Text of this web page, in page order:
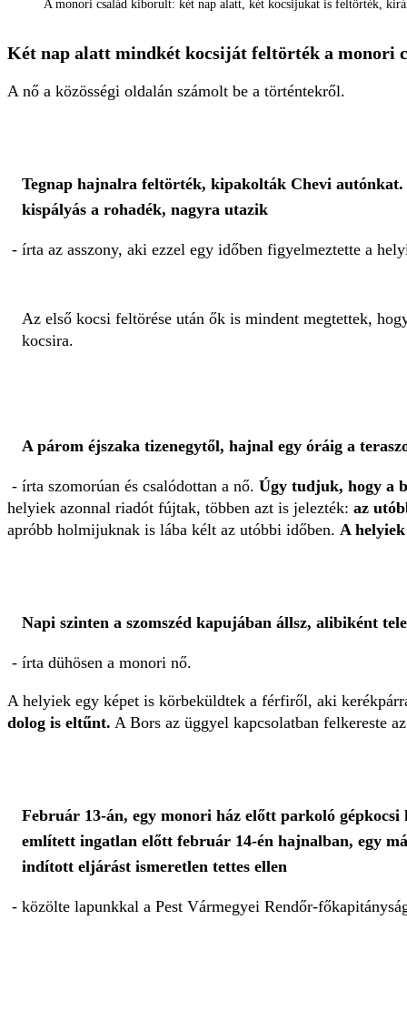
A monori család kiborult: két nap alatt, két kocsijukat is feltörték,
Két nap alatt mindkét kocsiját feltörték a monori
A nő a közösségi oldalán számolt be a történtekről.
Tegnap hajnalra feltörték, kipakolták Chevi
kispályás a rohadék, nagyra utazik
- írta az asszony, aki ezzel egy időben figyelmeztette a
Az első kocsi feltörése után ők is mindent megtettek,
kocsira.
A párom éjszaka tizenegytől, hajnal egy óráig a
- írta szomorúan és csalódottan a nő. Úgy tudjuk, hogy a
helyiek azonnal riadót fújtak, többen azt is jelezték: az
apróbb holmijuknak is lába kélt az utóbbi időben. A
Napi szinten a szomszéd kapujában állsz, alibiként
- írta dühösen a monori nő.
A helyiek egy képet is körbeküldtek a férfiről, aki
dolog is eltűnt. A Bors az üggyel kapcsolatban felkereste
Február 13-án, egy monori ház előtt parkoló
említett ingatlan előtt február 14-én hajnalban, egy
indított eljárást ismeretlen tettes ellen
- közölte lapunkkal a Pest Vármegyei Rendőr-